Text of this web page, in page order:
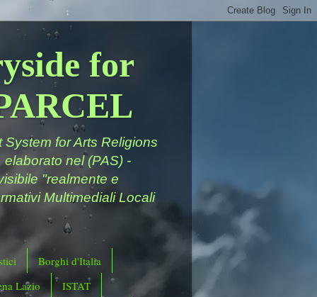
for
for Arts Religions
nel (PAS) -
"realmente e
Multimediali Locali
Borghi d'Italia
Lazio
ISTAT